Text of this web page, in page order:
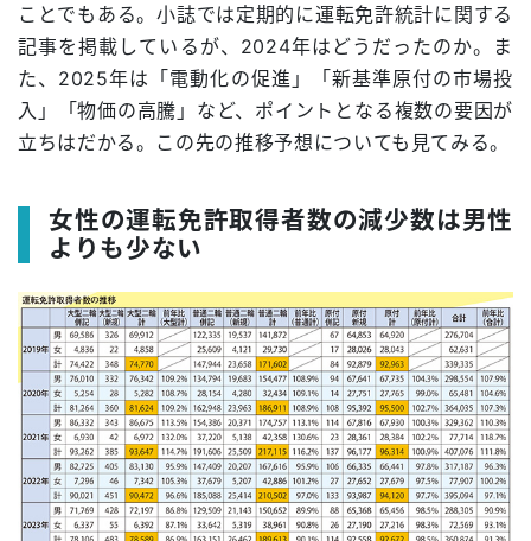
ことでもある。小誌では定期的に運転免許統計に関する
記事を掲載しているが、2024年はどうだったのか。ま
た、2025年は「電動化の促進」「新基準原付の市場投
入」「物価の高騰」など、ポイントとなる複数の要因が
立ちはだかる。この先の推移予想についても見てみる。
女性の運転免許取得者数の減少数は男性
よりも少ない